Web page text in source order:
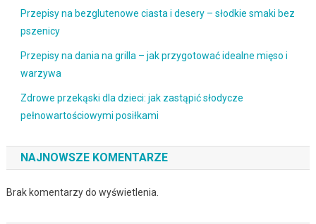
Przepisy na bezglutenowe ciasta i desery – słodkie smaki bez
pszenicy
Przepisy na dania na grilla – jak przygotować idealne mięso i
warzywa
Zdrowe przekąski dla dzieci: jak zastąpić słodycze
pełnowartościowymi posiłkami
NAJNOWSZE KOMENTARZE
Brak komentarzy do wyświetlenia.